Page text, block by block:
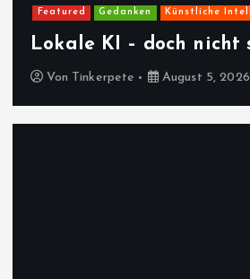
Featured Gedanken Künstliche
Lokale KI – doch nicht
Von Tinkerpete August 5, 2026